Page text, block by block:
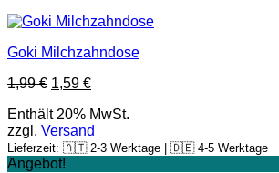
Goki Milchzahndose
1,99€ 1,59 €
Enthält 20% MwSt.
zzgl. Versand
Lieferzeit: 🇦🇹 2-3 Werktage | 🇩🇪 4-5 Werktage
Angebot!